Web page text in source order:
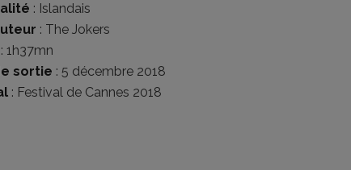
: Islandais
: The Jokers
: 1h37mn
sortie : 5 décembre 2018
: Festival de Cannes 2018